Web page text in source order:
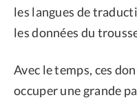
les langues de
les données du
Avec le temps, ces
occuper une grande